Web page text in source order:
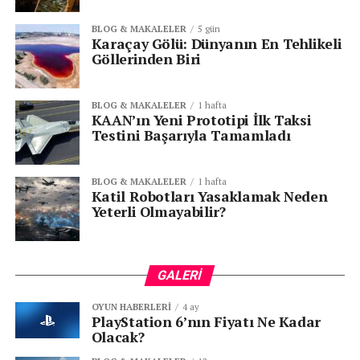
Genel Müdürlüğü ile adım atacağımız bu iş
birliğinin UETS’nin daha da yaygınlaşmasına katkı
sağlayacağını umuyorum” dedi.
Senin reaksiyonun hangisi?
Teknoloji Haberleri
ETIKETLER: DIŞIŞLERI E TEBLIGAT PTT UETS
BLOG & MAKALELER 5 gün
Karaçay Gölü: Dünyanın En Tehlikeli
Göllerinden Biri
BLOG & MAKALELER 1 hafta
KAAN’ın Yeni Prototipi İlk Taksi
Testini Başarıyla Tamamladı
BLOG & MAKALELER 1 hafta
Katil Robotları Yasaklamak Neden
Yeterli Olmayabilir?
GALERI
OYUN HABERLERI 4 ay
PlayStation 6’nın Fiyatı Ne Kadar
Olacak?